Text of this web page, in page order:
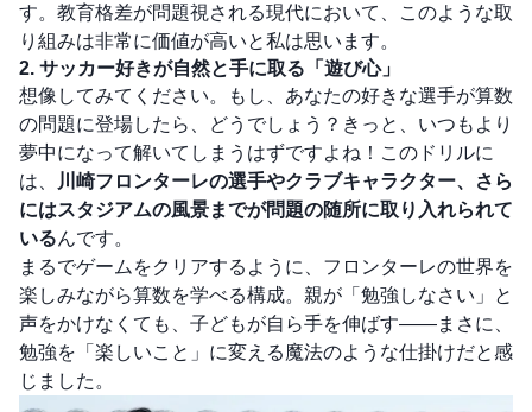
す。教育格差が問題視される現代において、このような取
り組みは非常に価値が高いと私は思います。
2. サッカー好きが自然と手に取る「遊び心」
想像してみてください。もし、あなたの好きな選手が算数
の問題に登場したら、どうでしょう？きっと、いつもより
夢中になって解いてしまうはずですよね！このドリルに
は、
川崎フロンターレの選手やクラブキャラクター、さら
にはスタジアムの風景までが問題の随所に取り入れられて
いるんです。
まるでゲームをクリアするように、フロンターレの世界を
楽しみながら算数を学べる構成。親が「勉強しなさい」と
声をかけなくても、子どもが自ら手を伸ばす――まさに、
勉強を「楽しいこと」に変える魔法のような仕掛けだと感
じました。